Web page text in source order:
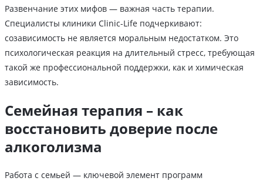
Развенчание этих мифов — важная часть терапии.
Специалисты клиники Clinic-Life подчеркивают:
созависимость не является моральным недостатком. Это
психологическая реакция на длительный стресс, требующая
такой же профессиональной поддержки, как и химическая
зависимость.
Семейная терапия – как
восстановить доверие после
алкоголизма
Работа с семьей — ключевой элемент программ